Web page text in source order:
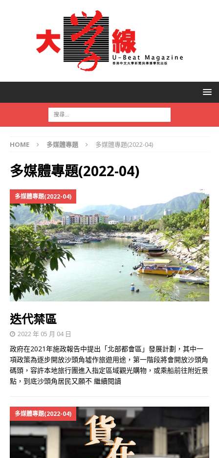
HOME 多媒體專題 多媒體專題(2022-04)
多媒體專題(2022-04)
多媒體專題(2022-04)
迭代禁區
2022 年 05 月 04 日
政府在2021年施政報告中提出「北部都會區」發展計劃，其中一
項政策為逐步開放沙頭角墟作旅遊用途，第一階段將會開放沙頭角
碼頭，容許本地旅行團進入指定區域觀光購物，或乘船前往附近景
點，到底沙頭角居民又願不 繼續閱讀
多媒體專題(2022-04)